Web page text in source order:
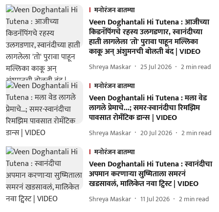
मनोरंजन बातम्या
Veen Doghantali Hi Tutena : आजीच्या
किडनॅपिंगचे रहस्य उलगडणार, स्वानंदीच्या
हाती लागलेला 'तो' पुरावा पाहून मल्लिका
काकू अन् अंशुमनची बोलती बंद | VIDEO
Shreya Maskar 25 Jul 2026 2min read
मनोरंजन बातम्या
Veen Doghantali Hi Tutena : मला वेड
लागले प्रेमाचे...; समर-स्वानंदीचा रिमझिम
पावसात रोमँटिक डान्स | VIDEO
Shreya Maskar 20 Jul 2026 2min read
मनोरंजन बातम्या
Veen Doghantali Hi Tutena : स्वानंदीचा
अपमान करणाऱ्या सुष्मिताला समरनं
खडसावलं, मालिकेत नवा ट्विस्ट | VIDEO
Shreya Maskar 11 Jul 2026 2min read